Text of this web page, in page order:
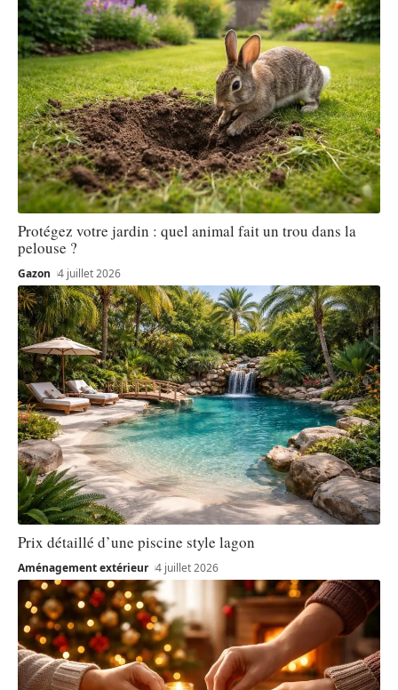
Protégez votre jardin : quel animal fait un trou dans la
pelouse ?
Gazon 4 juillet 2026
Prix détaillé d’une piscine style lagon
Aménagement extérieur 4 juillet 2026